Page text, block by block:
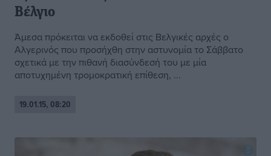
Βέλγιο
Άμεσα πρόκειται να εκδοθεί στις Βελγικές αρχές ο
Αλγερινός που προσήχθη στην αστυνομία το Σάββατο
σχετικά με την πιθανή διασύνδεσή του με μία
αποτυχημένη τρομοκρατική επίθεση, ...
19.01.15, 08:20